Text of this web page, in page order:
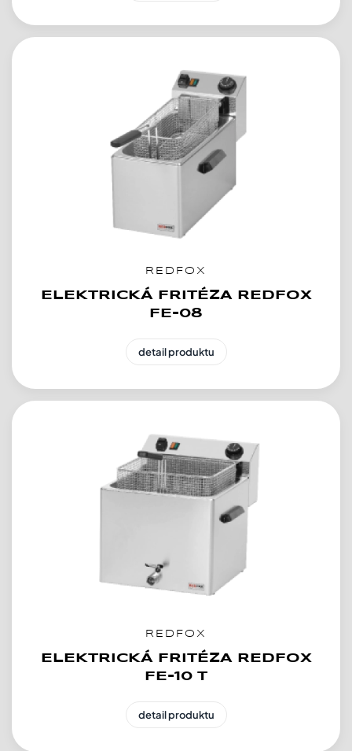
REDFOX
ELEKTRICKÁ FRITÉZA REDFOX
FE-08
detail produktu
REDFOX
ELEKTRICKÁ FRITÉZA REDFOX
FE-10 T
detail produktu